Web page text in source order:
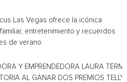
Las Vegas ofrece la icónica
entretenimiento y recuerdos
de verano
Y EMPRENDEDORA LAURA
AL GANAR DOS PREMIOS TELLY